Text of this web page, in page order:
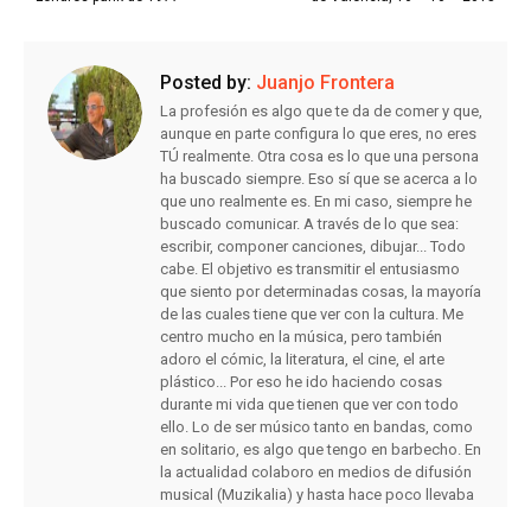
Posted by: Juanjo Frontera
La profesión es algo que te da de comer y que,
aunque en parte configura lo que eres, no eres
TÚ realmente. Otra cosa es lo que una persona
ha buscado siempre. Eso sí que se acerca a lo
que uno realmente es. En mi caso, siempre he
buscado comunicar. A través de lo que sea:
escribir, componer canciones, dibujar... Todo
cabe. El objetivo es transmitir el entusiasmo
que siento por determinadas cosas, la mayoría
de las cuales tiene que ver con la cultura. Me
centro mucho en la música, pero también
adoro el cómic, la literatura, el cine, el arte
plástico... Por eso he ido haciendo cosas
durante mi vida que tienen que ver con todo
ello. Lo de ser músico tanto en bandas, como
en solitario, es algo que tengo en barbecho. En
la actualidad colaboro en medios de difusión
musical (Muzikalia) y hasta hace poco llevaba